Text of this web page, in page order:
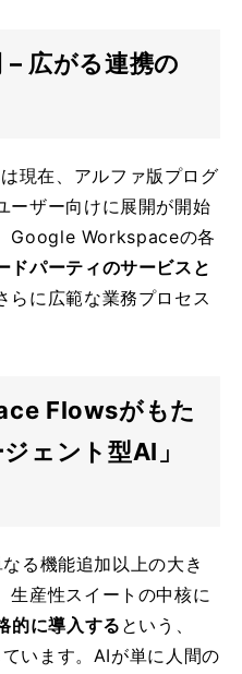
広がる連携の
現在、アルファ版プログ
ーザー向けに展開が開始
Google Workspaceの各
ドパーティのサービスと
らに広範な業務プロセス
Flowsがもた
ェント型AI」
る機能追加以上の大き
生産性スイートの中核に
的に導入する という、
います。AIが単に人間の